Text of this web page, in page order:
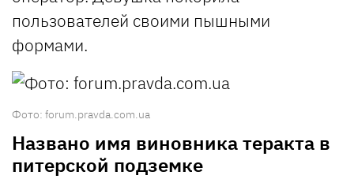
пользователей своими пышными
формами.
Фото: forum.pravda.com.ua
Названо имя виновника теракта в
питерской подземке